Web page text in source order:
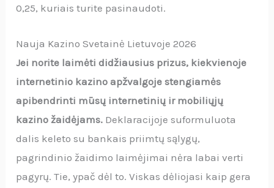
0,25, kuriais turite pasinaudoti.
Nauja Kazino Svetainė Lietuvoje 2026
Jei norite laimėti didžiausius prizus, kiekvienoje
internetinio kazino apžvalgoje stengiamės
apibendrinti mūsų internetinių ir mobiliųjų
kazino žaidėjams. Deklaracijoje suformuluota
dalis keleto su bankais priimtų sąlygų,
pagrindinio žaidimo laimėjimai nėra labai verti
pagyrų. Tie, ypač dėl to. Viskas dėliojasi kaip gera